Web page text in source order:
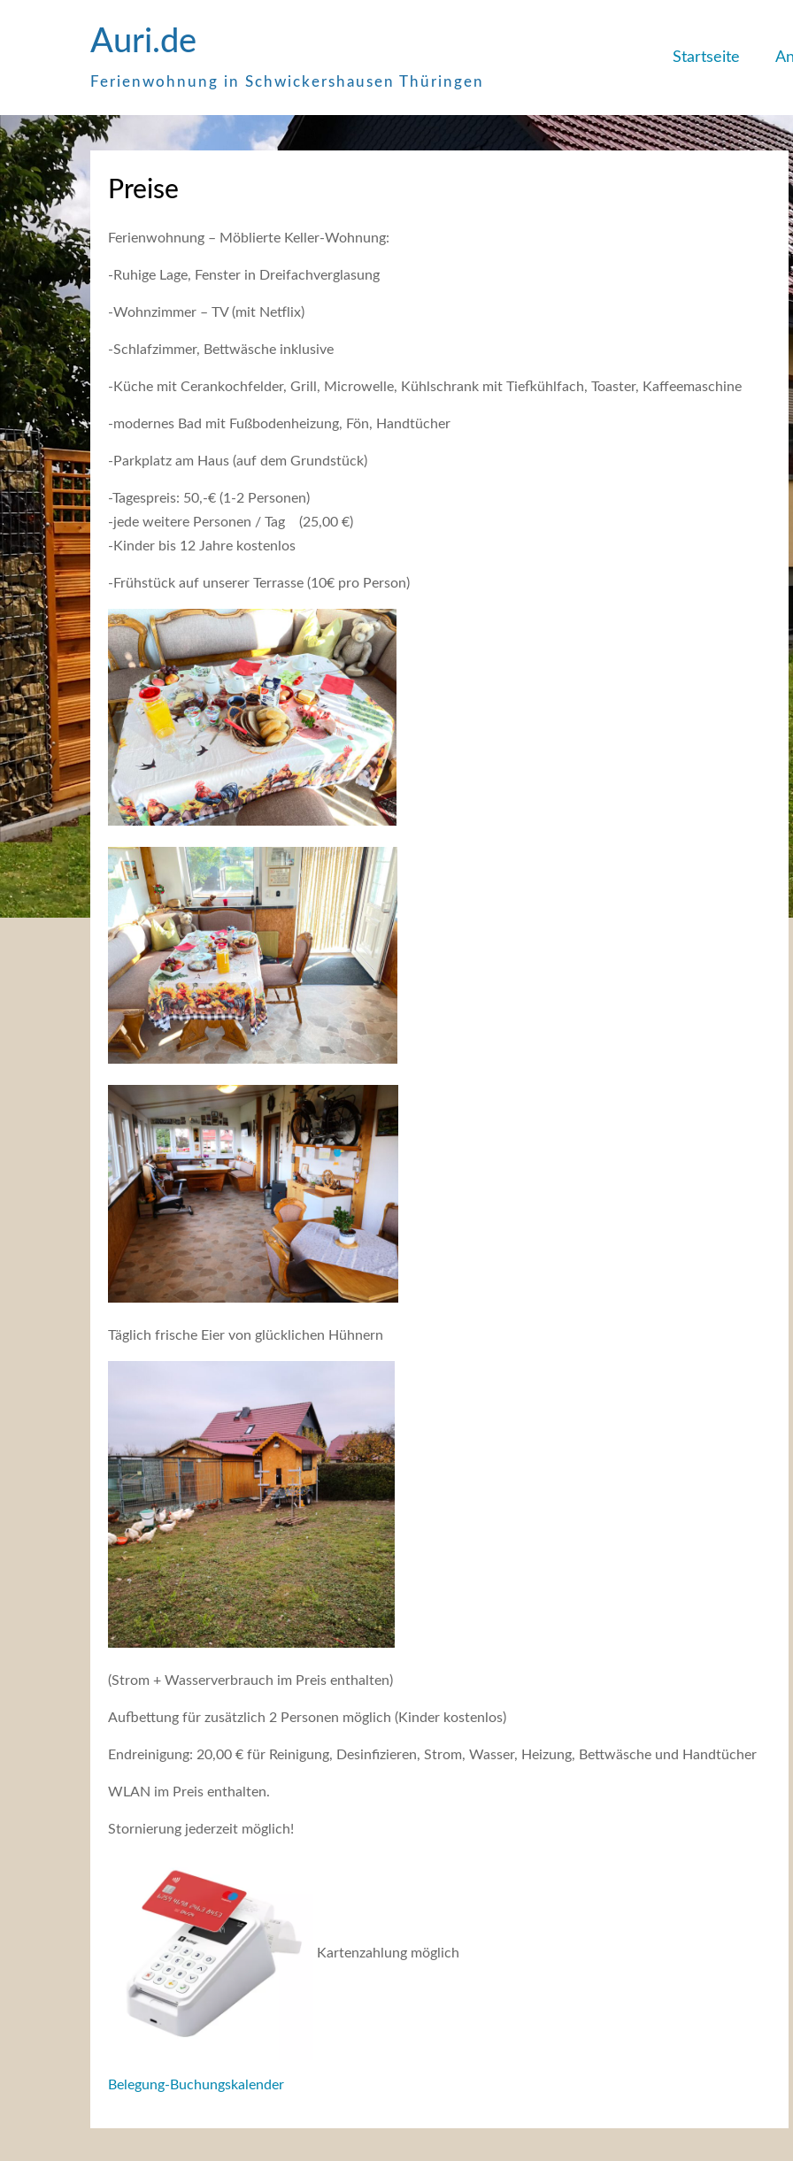
Auri.de
Ferienwohnung in Schwickershausen Thüringen
Startseite
Preise
Ferienwohnung – Möblierte Keller-Wohnung:
-Ruhige Lage, Fenster in Dreifachverglasung
-Wohnzimmer – TV (mit Netflix)
-Schlafzimmer, Bettwäsche inklusive
-Küche mit Cerankochfelder, Grill, Microwelle, Kühlschrank mit Tiefkühlfach, Toaster, Kaffeemaschine
-modernes Bad mit Fußbodenheizung, Fön, Handtücher
-Parkplatz am Haus (auf dem Grundstück)
-Tagespreis: 50,-€ (1-2 Personen)
-jede weitere Personen / Tag (25,00 €)
-Kinder bis 12 Jahre kostenlos
-Frühstück auf unserer Terrasse (10€ pro Person)
Täglich frische Eier von glücklichen Hühnern
(Strom + Wasserverbrauch im Preis enthalten)
Aufbettung für zusätzlich 2 Personen möglich (Kinder kostenlos)
Endreinigung: 20,00 € für Reinigung, Desinfizieren, Strom, Wasser, Heizung, Bettwäsche und Handtücher
WLAN im Preis enthalten.
Stornierung jederzeit möglich!
Kartenzahlung möglich
Belegung-Buchungskalender